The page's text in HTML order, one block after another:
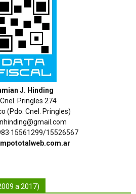
J. Hinding
Pringles 274
(Pdo. Cnel. Pringles)
15526567
a 2017)